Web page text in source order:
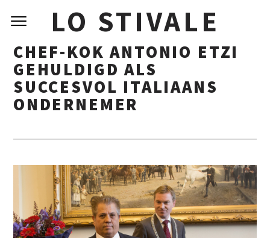
LO STIVALE
CHEF-KOK ANTONIO ETZI
GEHULDIGD ALS
SUCCESVOL ITALIAANS
ONDERNEMER